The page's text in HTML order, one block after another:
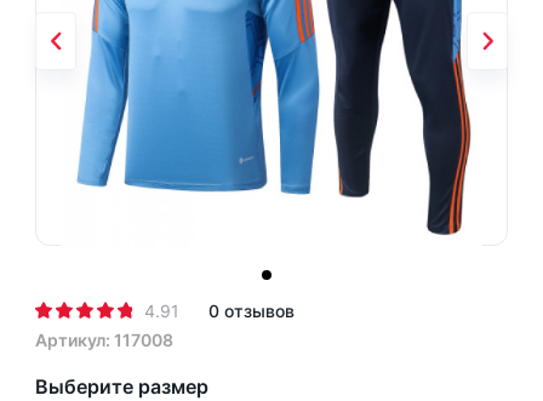
4.91
0 отзывов
Артикул: 117008
Выберите размер